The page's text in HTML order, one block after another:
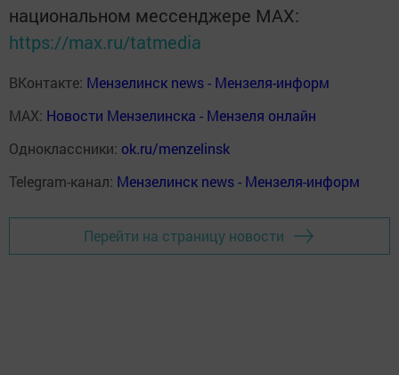
национальном мессенджере MАХ:
https://max.ru/tatmedia
ВКонтакте: Мензелинск news - Мензеля-информ
MAX: Новости Мензелинска - Мензеля онлайн
Одноклассники: ok.ru/menzelinsk
Telegram-канал: Мензелинск news - Мензеля-информ
Перейти на страницу новости